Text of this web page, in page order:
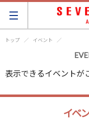
トップ イベント
表示できるイベントが
イベ